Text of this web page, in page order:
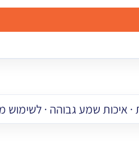
איכות שמע גבוהה · לשימוש